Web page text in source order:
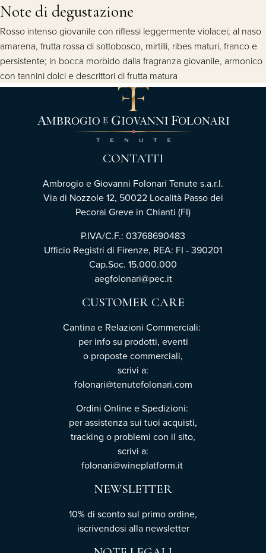
Note di degustazione
Rosso intenso giovanile con riflessi leggermente violacei; al naso
amarena, frutta rossa di sottobosco, mirtilli, ribes maturi, franco e
persistente; in bocca morbido dalla fragranza giovanile, armonico
con tannini dolci e descrittori di frutta matura
CONTATTI
Ambrogio e Giovanni Folonari Tenute s.a.r.l.
Via di Nozzole 12, 50022 Località Passo dei
Pecorai Greve in Chianti (FI)
P.IVA/C.F.: 03768690483
Ufficio Registri di Firenze, REA: FI - 390201
Cap.Soc. 15.000.000
aegfolonari@pec.it
CUSTOMER CARE
Cantina e Relazioni Commerciali:
per info su prodotti, eventi
o proposte commerciali,
scrivi a:
folonari@tenutefolonari.com
Ordini Online e Spedizioni:
per assistenza sui tuoi acquisti,
tracking o problemi con il sito,
scrivi a:
folonari@wineplatform.it
NEWSLETTER
10% di sconto sul primo ordine,
iscrivendosi alla newsletter